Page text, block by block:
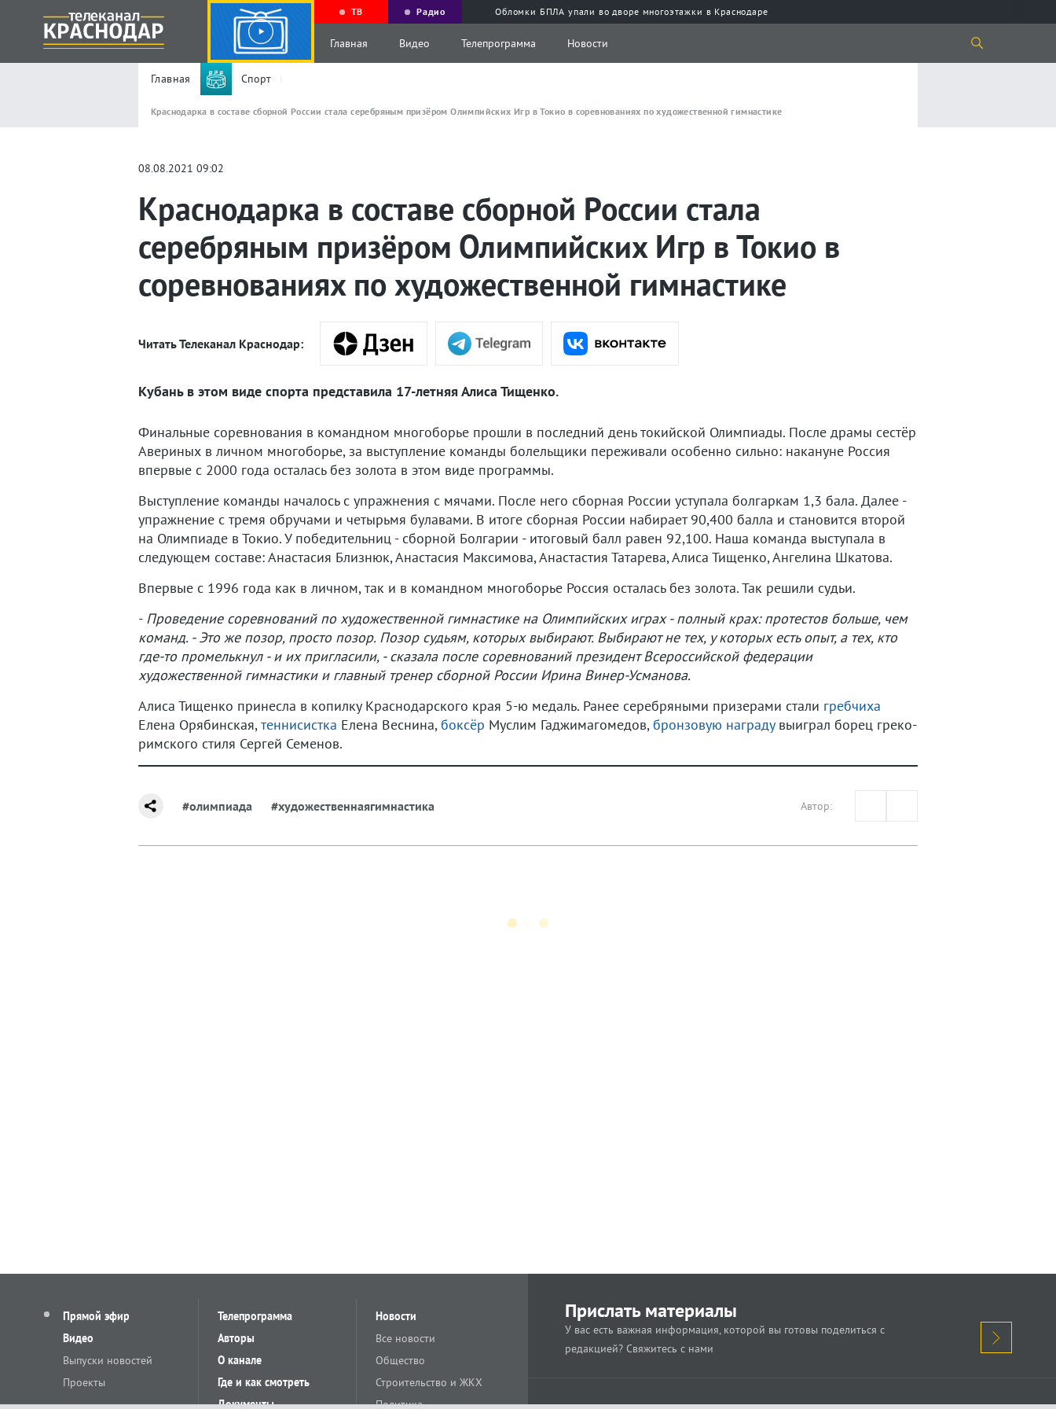
ТВ Радио Обломки БПЛА упали во дворе многоэтажки в Краснодаре
Главная Видео Телепрограмма Новости
Главная Спорт
Краснодарка в составе сборной России стала серебряным призёром Олимпийских Игр в Токио в соревнованиях по художественной гимнастике
08.08.2021 09:02
Краснодарка в составе сборной России стала
серебряным призёром Олимпийских Игр в Токио в
соревнованиях по художественной гимнастике
Читать Телеканал Краснодар:
Кубань в этом виде спорта представила 17-летняя Алиса Тищенко.
Финальные соревнования в командном многоборье прошли в последний день токийской Олимпиады. После драмы сестёр
Авериных в личном многоборье, за выступление команды болельщики переживали особенно сильно: накануне Россия
впервые с 2000 года осталась без золота в этом виде программы.
Выступление команды началось с упражнения с мячами. После него сборная России уступала болгаркам 1,3 бала. Далее -
упражнение с тремя обручами и четырьмя булавами. В итоге сборная России набирает 90,400 балла и становится второй
на Олимпиаде в Токио. У победительниц - сборной Болгарии - итоговый балл равен 92,100. Наша команда выступала в
следующем составе: Анастасия Близнюк, Анастасия Максимова, Анастастия Татарева, Алиса Тищенко, Ангелина Шкатова.
Впервые с 1996 года как в личном, так и в командном многоборье Россия осталась без золота. Так решили судьи.
- Проведение соревнований по художественной гимнастике на Олимпийских играх - полный крах: протестов больше, чем
команд. - Это же позор, просто позор. Позор судьям, которых выбирают. Выбирают не тех, у которых есть опыт, а тех, кто
где-то промелькнул - и их пригласили, - сказала после соревнований президент Всероссийской федерации
художественной гимнастики и главный тренер сборной России Ирина Винер-Усманова.
Алиса Тищенко принесла в копилку Краснодарского края 5-ю медаль. Ранее серебряными призерами стали гребчиха
Елена Орябинская,теннисистка Елена Веснина,боксёр Муслим Гаджимагомедов,бронзовую наградувыиграл борец греко-
римского стиля Сергей Семенов.
#олимпиада #художественнаягимнастика Автор:
Прямой эфир
Видео
Выпуски новостей
Проекты
Телепрограмма
Авторы
О канале
Где и как смотреть
Документы
Новости
Все новости
Общество
Строительство и ЖКХ
Политика
Прислать материалы
У вас есть важная информация, которой вы готовы поделиться с
редакцией? Свяжитесь с нами